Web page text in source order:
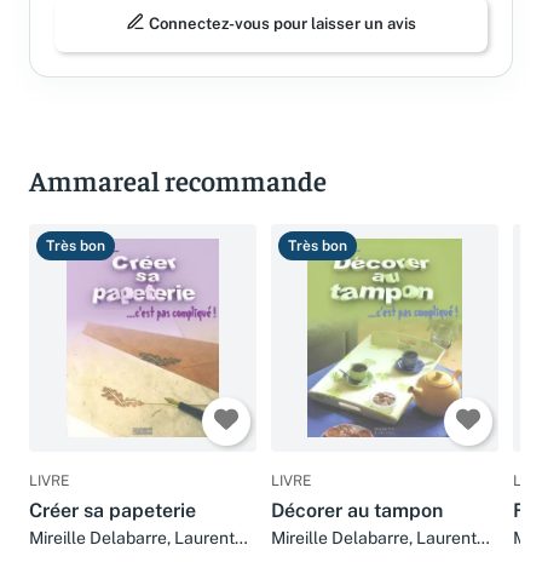
Connectez-vous pour laisser un avis
Ammareal recommande
Très bon
LIVRE
Créer sa papeterie
Mireille Delabarre, Laurent
Très bon
LIVRE
Décorer au tampon
Mireille Delabarre, Laurent